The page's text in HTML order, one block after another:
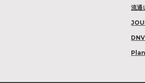
流通